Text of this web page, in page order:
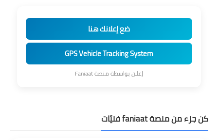
ضع إعلانك هنا
GPS Vehicle Tracking System
إعلان بواسطة منصة Faniaat
كن جزء من منصة faniaat فنيّات